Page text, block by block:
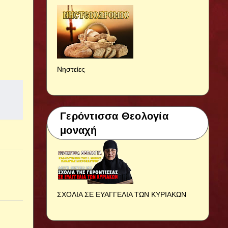
Νηστείες
Γερόντισσα Θεολογία
μοναχή
ΣΧΟΛΙΑ ΣΕ ΕΥΑΓΓΕΛΙΑ ΤΩΝ ΚΥΡΙΑΚΩΝ